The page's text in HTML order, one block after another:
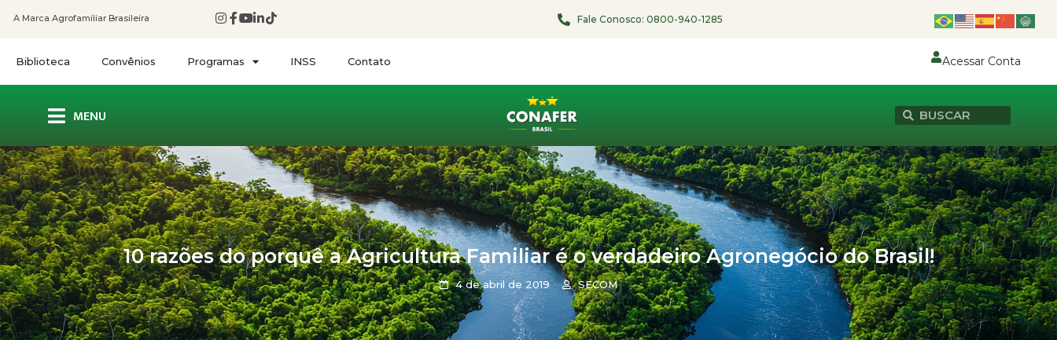
A Marca Agrofamiliar Brasileira Fale Conosco: 0800-940-1285
Biblioteca Convênios Programas INSS Contato Acessar Conta
MENU
10 razões do porquê a Agricultura Familiar é o verdadeiro Agronegócio do Brasil!
4 de abril de 2019 SECOM